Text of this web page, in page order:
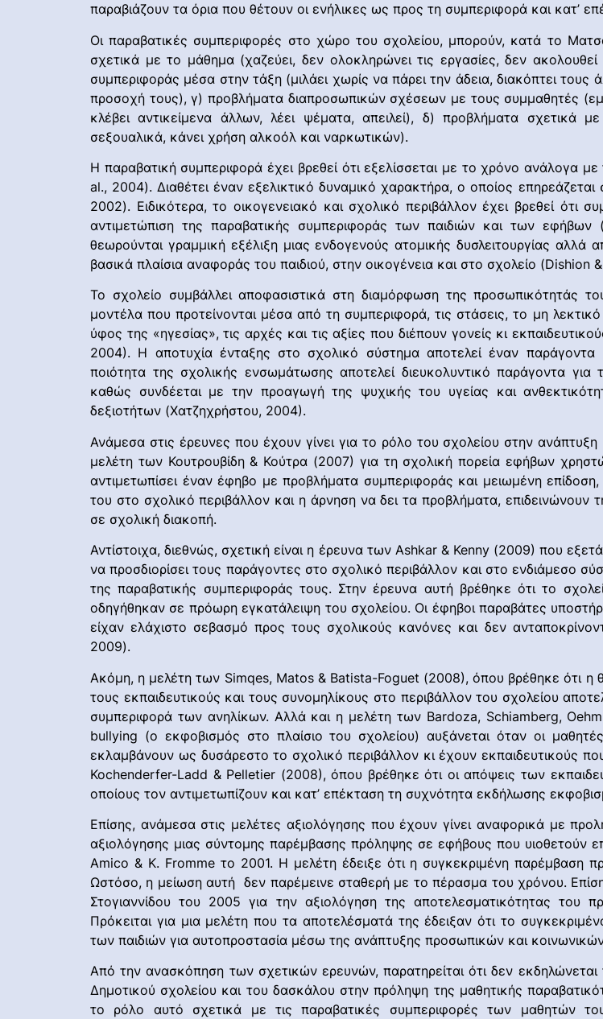
παραβιάζουν τα όρια που θέτουν οι ενήλικες ως προς τη συμπεριφορά και κατ’
Οι παραβατικές συμπεριφορές στο χώρο του σχολείου, μπορούν, κατά το
σχετικά με το μάθημα (χαζεύει, δεν ολοκληρώνει τις εργασίες, δεν
συμπεριφοράς μέσα στην τάξη (μιλάει χωρίς να πάρει την άδεια, διακόπτει
προσοχή τους), γ) προβλήματα διαπροσωπικών σχέσεων με τους συμμαθητές
κλέβει αντικείμενα άλλων, λέει ψέματα, απειλεί), δ) προβλήματα σχετικά
σεξουαλικά, κάνει χρήση αλκοόλ και ναρκωτικών).
Η παραβατική συμπεριφορά έχει βρεθεί ότι εξελίσσεται με το χρόνο ανάλογα
al., 2004). Διαθέτει έναν εξελικτικό δυναμικό χαρακτήρα, ο οποίος
2002). Ειδικότερα, το οικογενειακό και σχολικό περιβάλλον έχει βρεθεί ότι
αντιμετώπιση της παραβατικής συμπεριφοράς των παιδιών και των
θεωρούνται γραμμική εξέλιξη μιας ενδογενούς ατομικής δυσλειτουργίας
βασικά πλαίσια αναφοράς του παιδιού, στην οικογένεια και στο σχολείο (Dishion
Το σχολείο συμβάλλει αποφασιστικά στη διαμόρφωση της προσωπικότητάς
μοντέλα που προτείνονται μέσα από τη συμπεριφορά, τις στάσεις, το μη
ύφος της «ηγεσίας», τις αρχές και τις αξίες που διέπουν γονείς κι
2004). Η αποτυχία ένταξης στο σχολικό σύστημα αποτελεί έναν
ποιότητα της σχολικής ενσωμάτωσης αποτελεί διευκολυντικό παράγοντα
καθώς συνδέεται με την προαγωγή της ψυχικής του υγείας και
δεξιοτήτων (Χατζηχρήστου, 2004).
Ανάμεσα στις έρευνες που έχουν γίνει για το ρόλο του σχολείου στην
μελέτη των Κουτρουβίδη & Κούτρα (2007) για τη σχολική πορεία εφήβων
αντιμετωπίσει έναν έφηβο με προβλήματα συμπεριφοράς και μειωμένη
του στο σχολικό περιβάλλον και η άρνηση να δει τα προβλήματα,
σε σχολική διακοπή.
Αντίστοιχα, διεθνώς, σχετική είναι η έρευνα των Ashkar & Kenny (2009) που
να προσδιορίσει τους παράγοντες στο σχολικό περιβάλλον και στο ενδιάμεσο
της παραβατικής συμπεριφοράς τους. Στην έρευνα αυτή βρέθηκε ότι το
οδηγήθηκαν σε πρόωρη εγκατάλειψη του σχολείου. Οι έφηβοι παραβάτες
είχαν ελάχιστο σεβασμό προς τους σχολικούς κανόνες και δεν
2009).
Ακόμη, η μελέτη των Simqes, Matos & Batista-Foguet (2008), όπου βρέθηκε ότι η
τους εκπαιδευτικούς και τους συνομηλίκους στο περιβάλλον του σχολείου
συμπεριφορά των ανηλίκων. Αλλά και η μελέτη των Bardoza, Schiamberg,
bullying (ο εκφοβισμός στο πλαίσιο του σχολείου) αυξάνεται όταν οι
εκλαμβάνουν ως δυσάρεστο το σχολικό περιβάλλον κι έχουν εκπαιδευτικούς
Kochenderfer-Ladd & Pelletier (2008), όπου βρέθηκε ότι οι απόψεις των
οποίους τον αντιμετωπίζουν και κατ’ επέκταση τη συχνότητα εκδήλωσης
Επίσης, ανάμεσα στις μελέτες αξιολόγησης που έχουν γίνει αναφορικά με
αξιολόγησης μιας σύντομης παρέμβασης πρόληψης σε εφήβους που υιοθετούν
Amico & K. Fromme το 2001. Η μελέτη έδειξε ότι η συγκεκριμένη παρέμβαση
Ωστόσο, η μείωση αυτή δεν παρέμεινε σταθερή με το πέρασμα του χρόνου.
Στογιαννίδου του 2005 για την αξιολόγηση της αποτελεσματικότητας του
Πρόκειται για μια μελέτη που τα αποτελέσματά της έδειξαν ότι το
των παιδιών για αυτοπροστασία μέσω της ανάπτυξης προσωπικών και
Από την ανασκόπηση των σχετικών ερευνών, παρατηρείται ότι δεν
Δημοτικού σχολείου και του δασκάλου στην πρόληψη της μαθητικής
το ρόλο αυτό σχετικά με τις παραβατικές συμπεριφορές των μαθητών